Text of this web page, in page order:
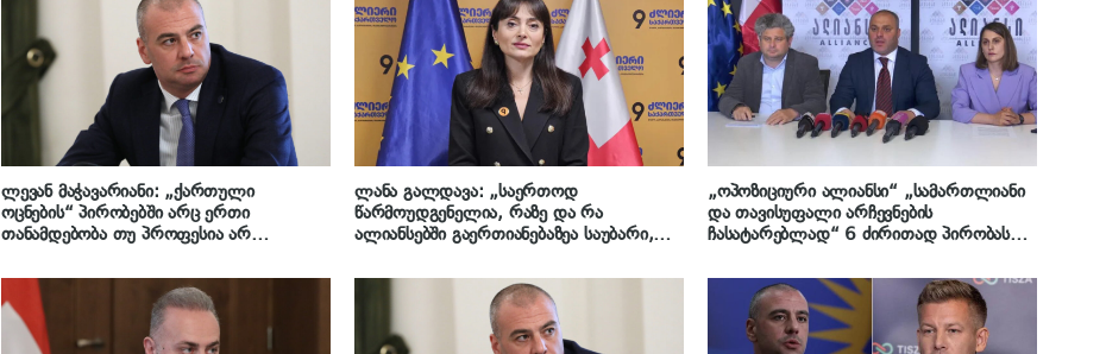
ლევან მაჭავარიანი: „ქართული
ოცნების“ პირობებში არც ერთი
თანამდებობა თუ პროფესია არ
ქვეყნის სამართალდამცველებო, თქვენ
ხართ გმირები, რადიკალურ ოპოზიციას
არც ერთ სიტყვას არ გავუტარებთ
ლანა გალდავა: „საერთოდ
წარმოუდგენელია, რაზე და რა
ალიანსებში გაერთიანებაზეა საუბარი,
პოლიტიკური ძალა“
„ოპოზიციური ალიანსი“ „სამართლიანი
და თავისუფალი არჩევნების
ჩასატარებლად“ 6 ძირითად პირობას